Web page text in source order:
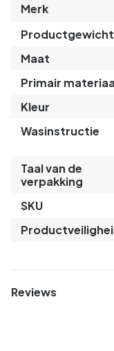
Merk
Maat
Primair
Kleur
Wasinstructie
Taal van de
verpakking
SKU
Reviews